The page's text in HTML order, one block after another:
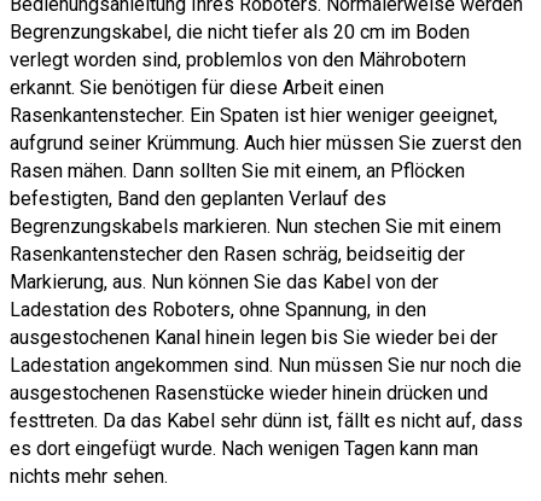
Begrenzungskabel, die nicht tiefer als 20 cm im Boden
verlegt worden sind, problemlos von den Mährobotern
erkannt. Sie benötigen für diese Arbeit einen
Rasenkantenstecher. Ein Spaten ist hier weniger geeignet,
aufgrund seiner Krümmung. Auch hier müssen Sie zuerst den
Rasen mähen. Dann sollten Sie mit einem, an Pflöcken
befestigten, Band den geplanten Verlauf des
Begrenzungskabels markieren. Nun stechen Sie mit einem
Rasenkantenstecher den Rasen schräg, beidseitig der
Markierung, aus. Nun können Sie das Kabel von der
Ladestation des Roboters, ohne Spannung, in den
ausgestochenen Kanal hinein legen bis Sie wieder bei der
Ladestation angekommen sind. Nun müssen Sie nur noch die
ausgestochenen Rasenstücke wieder hinein drücken und
festtreten. Da das Kabel sehr dünn ist, fällt es nicht auf, dass
es dort eingefügt wurde. Nach wenigen Tagen kann man
nichts mehr sehen.